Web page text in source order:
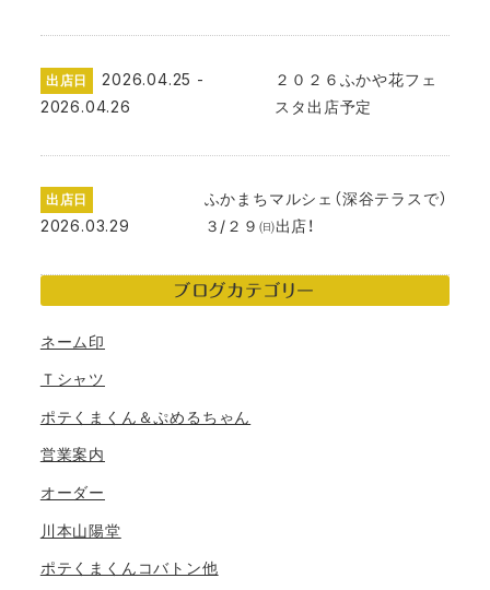
出店日
2026.04.25 -
2026.04.26
２０２６ふかや花フェ
スタ出店予定
出店日
2026.03.29
ふかまちマルシェ（深谷テラスで）
３/２９㈰出店！
ブログカテゴリー
ネーム印
Ｔシャツ
ポテくまくん＆ぷめるちゃん
営業案内
オーダー
川本山陽堂
ポテくまくんコバトン他